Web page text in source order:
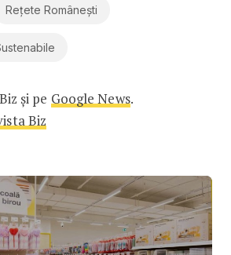
Rețete Românești
și pe Google News.
Biz